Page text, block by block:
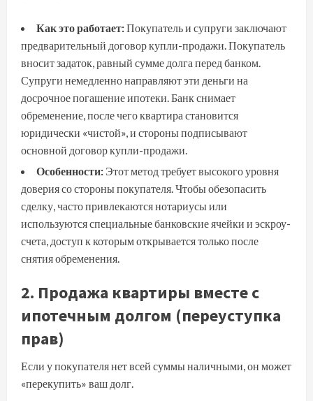
Как это работает:Покупатель и супруги заключают
предварительный договор купли-продажи. Покупатель
вносит задаток, равный сумме долга перед банком.
Супруги немедленно направляют эти деньги на
досрочное погашение ипотеки. Банк снимает
обременение, после чего квартира становится
юридически «чистой», и стороны подписывают
основной договор купли-продажи.
Особенности: Этот метод требует высокого уровня
доверия со стороны покупателя. Чтобы обезопасить
сделку, часто привлекаются нотариусы или
используются специальные банковские ячейки и эскроу-
счета, доступ к которым открывается только после
снятия обременения.
2. Продажа квартиры вместе с
ипотечным долгом (переуступка
прав)
Если у покупателя нет всей суммы наличными, он может
«перекупить» ваш долг.